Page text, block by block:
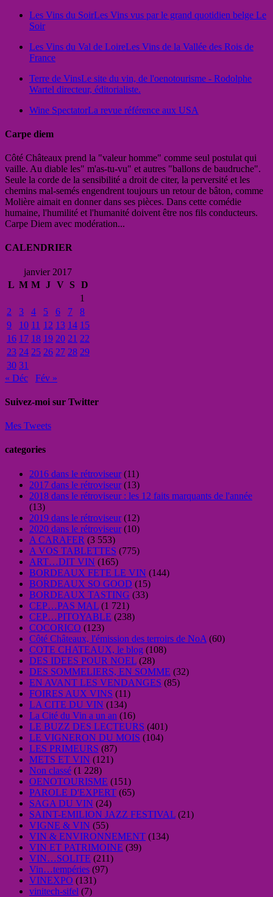
Les Vins du SoirLes Vins vus par le grand quotidien belge Le
Soir
Les Vins du Val de LoireLes Vins de la Vallée des Rois de
France
Terre de VinsLe site du vin, de l'oenotourisme - Rodolphe
Wartel directeur, éditorialiste.
Wine SpectatorLa revue référence aux USA
Carpe diem
Côté Châteaux prend la "valeur homme" comme seul postulat qui
vaille. Au diable les" m'as-tu-vu" et autres "ballons de baudruche".
Seule la corde de la sensibilité a droit de citer, la perversité et les
chemins mal-semés engendrent toujours un retour de bâton, comme
Molière aimait en donner dans ses pièces. Dans cette comédie
humaine, l'humilité et l'humanité doivent être nos fils conducteurs.
Carpe Diem avec modération...
CALENDRIER
janvier 2017
L M M J V S D
1
2
3 4 5 6 7
8
9
10 11 12 13 14 15
16 17 18 19 20 21 22
23 24 25 26 27 28 29
30 31
« Déc
Fév »
Suivez-moi sur Twitter
Mes Tweets
categories
2016 dans le rétroviseur(11)
2017 dans le rétroviseur(13)
2018 dans le rétroviseur : les 12 faits marquants de l'année
(13)
2019 dans le rétroviseur(12)
2020 dans le rétroviseur(10)
A CARAFER (3 553)
A VOS TABLETTES (775)
ART…DIT VIN (165)
BORDEAUX FETE LE VIN (144)
BORDEAUX SO GOOD (15)
BORDEAUX TASTING (33)
CEP…PAS MAL (1 721)
CEP…PITOYABLE (238)
COCORICO (123)
Côté Châteaux, l'émission des terroirs de NoA (60)
COTE CHATEAUX, le blog (108)
DES IDEES POUR NOEL (28)
DES SOMMELIERS, EN SOMME (32)
EN AVANT LES VENDANGES (85)
FOIRES AUX VINS (11)
LA CITE DU VIN (134)
La Cité du Vin a un an (16)
LE BUZZ DES LECTEURS (401)
LE VIGNERON DU MOIS (104)
LES PRIMEURS (87)
METS ET VIN (121)
Non classé (1 228)
OENOTOURISME (151)
PAROLE D'EXPERT (65)
SAGA DU VIN (24)
SAINT-EMILION JAZZ FESTIVAL (21)
VIGNE & VIN (55)
VIN & ENVIRONNEMENT (134)
VIN ET PATRIMOINE (39)
VIN…SOLITE (211)
Vin…tempéries (97)
VINEXPO (131)
vinitech-sifel (7)